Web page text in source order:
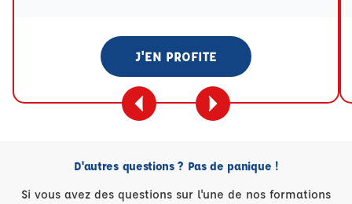
J'EN PROFITE
D'autres questions ? Pas de panique !
Si vous avez des questions sur l'une de nos formations